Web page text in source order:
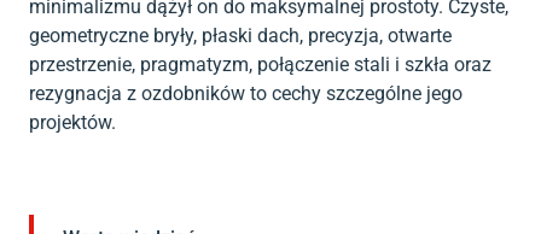
minimalizmu dążył on do maksymalnej prostoty. Czyste,
geometryczne bryły, płaski dach, precyzja, otwarte
przestrzenie, pragmatyzm, połączenie stali i szkła oraz
rezygnacja z ozdobników to cechy szczególne jego
projektów.